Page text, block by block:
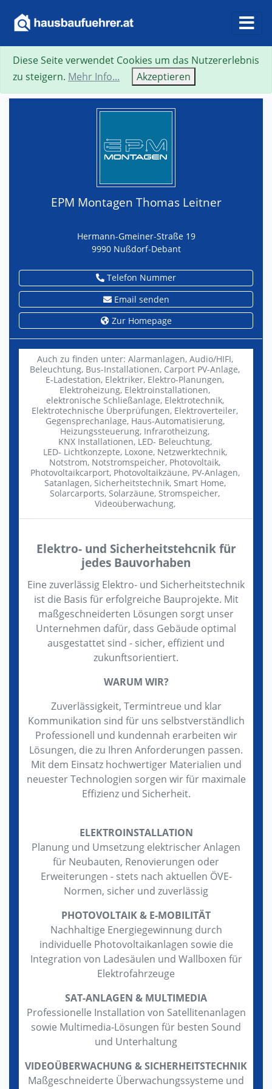
Suche Neue Suche Zurück
EPM Montagen Thomas Leitner
Hermann-Gmeiner-Straße 19
9990 Nußdorf-Debant
Telefon Nummer
Email senden
Zur Homepage
Auch zu finden unter: Alarmanlagen, Audio/HIFI,
Beleuchtung, Bus-Installationen, Carport PV-Anlage,
E-Ladestation, Elektriker, Elektro-Planungen,
Elektroheizung, Elektroinstallationen,
elektronische Schließanlage, Elektrotechnik,
Elektrotechnische Überprüfungen, Elektroverteiler,
Gegensprechanlage, Haus-Automatisierung,
Heizungssteuerung, Infrarotheizung,
KNX Installationen, LED- Beleuchtung,
LED- Lichtkonzepte, Loxone, Netzwerktechnik,
Notstrom, Notstromspeicher, Photovoltaik,
Photovoltaikcarport, Photovoltaikzäune, PV-Anlagen,
Satanlagen, Sicherheitstechnik, Smart Home,
Solarcarports, Solarzäune, Stromspeicher,
Videoüberwachung,
Elektro- und Sicherheitstehcnik für
jedes Bauvorhaben
Eine zuverlässig Elektro- und Sicherheitstechnik
ist die Basis für erfolgreiche Bauprojekte. Mit
maßgeschneiderten Lösungen sorgt unser
Unternehmen dafür, dass Gebäude optimal
ausgestattet sind - sicher, effizient und
zukunftsorientiert.
WARUM WIR?
Zuverlässigkeit, Termintreue und klar
Kommunikation sind für uns selbstverständlich
Professionell und kundennah erarbeiten wir
Lösungen, die zu Ihren Anforderungen passen.
Mit dem Einsatz hochwertiger Materialien und
neuester Technologien sorgen wir für maximale
Effizienz und Sicherheit.
ELEKTROINSTALLATION
Planung und Umsetzung elektrischer Anlagen
für Neubauten, Renovierungen oder
Erweiterungen - stets nach aktuellen ÖVE-
Normen, sicher und zuverlässig
PHOTOVOLTAIK & E-MOBILITÄT
Nachhaltige Energiegewinnung durch
individuelle Photovoltaikanlagen sowie die
Integration von Ladesäulen und Wallboxen für
Elektrofahrzeuge
SAT-ANLAGEN & MULTIMEDIA
Professionelle Installation von Satellitenanlagen
sowie Multimedia-Lösungen für besten Sound
und Unterhaltung
VIDEOÜBERWACHUNG & SICHERHEITSTECHNIK
Maßgeschneiderte Überwachungssysteme und
Diese Seite verwendet Cookies um das Nutzererlebnis
zu steigern. Mehr Info... Akzeptieren